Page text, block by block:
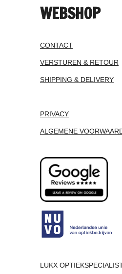
WEBSHOP
CONTACT
VERSTUREN & RETOUR
SHIPPING & DELIVERY
PRIVACY
ALGEMENE
LUKX